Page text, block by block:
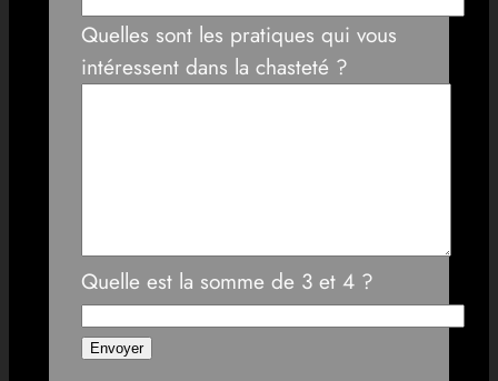
Quelles sont les pratiques qui vous
intéressent dans la chasteté ?
Quelle est la somme de 3 et 4 ?